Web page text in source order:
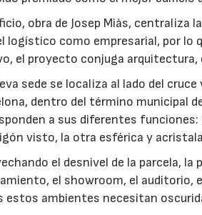
obra de Josep Miàs, centraliza
logístico como empresarial, por lo
el proyecto conjuga arquitectura,
sede se localiza al lado del
dentro del término municipal
a sus diferentes
visto, la otra esférica y
el desnivel de la parcela,
el showroom, el auditorio,
estos ambientes necesitan